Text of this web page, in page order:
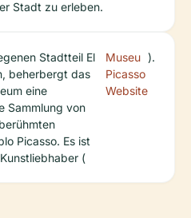
Stadt zu erleben.
Stadtteil El
beherbergt das
eine
Sammlung von
Picasso. Es ist
(
Museu
Picasso
Website
).